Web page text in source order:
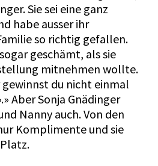
Sie sei eine ganz
habe ausser ihr
so richtig gefallen.
geschämt, als sie
mitnehmen wollte.
gewinnst du nicht einmal
Aber Sonja Gnädinger
Nanny auch. Von den
Komplimente und sie